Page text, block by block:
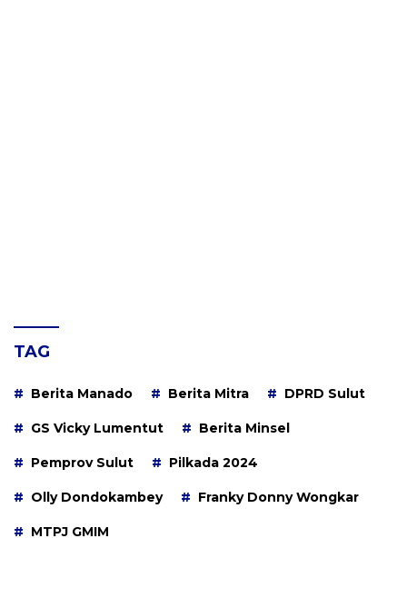
TAG
Berita Manado Berita Mitra DPRD Sulut
GS Vicky Lumentut Berita Minsel
Pemprov Sulut Pilkada 2024
Olly Dondokambey Franky Donny Wongkar
MTPJ GMIM